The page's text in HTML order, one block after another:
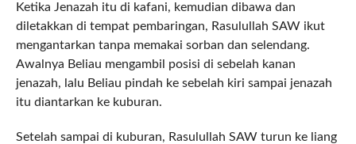
Ketika Jenazah itu di kafani, kemudian dibawa dan
diletakkan di tempat pembaringan, Rasulullah SAW ikut
mengantarkan tanpa memakai sorban dan selendang.
Awalnya Beliau mengambil posisi di sebelah kanan
jenazah, lalu Beliau pindah ke sebelah kiri sampai jenazah
itu diantarkan ke kuburan.
Setelah sampai di kuburan, Rasulullah SAW turun ke liang